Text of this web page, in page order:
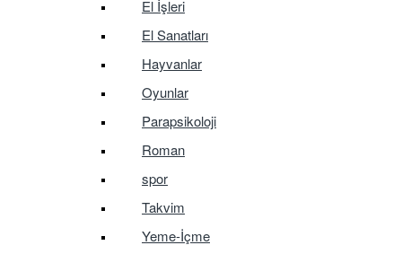
El İşleri
El Sanatları
Hayvanlar
Oyunlar
Parapsikoloji
Roman
spor
Takvim
Yeme-İçme